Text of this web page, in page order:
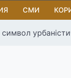
СМИ
символ